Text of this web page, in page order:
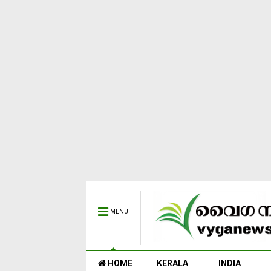
MENU
HOME KERALA INDIA